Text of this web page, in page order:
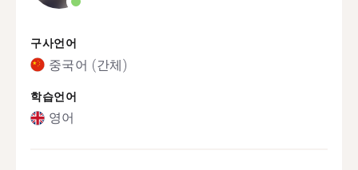
구사언어
중국어 (간체)
학습언어
영어